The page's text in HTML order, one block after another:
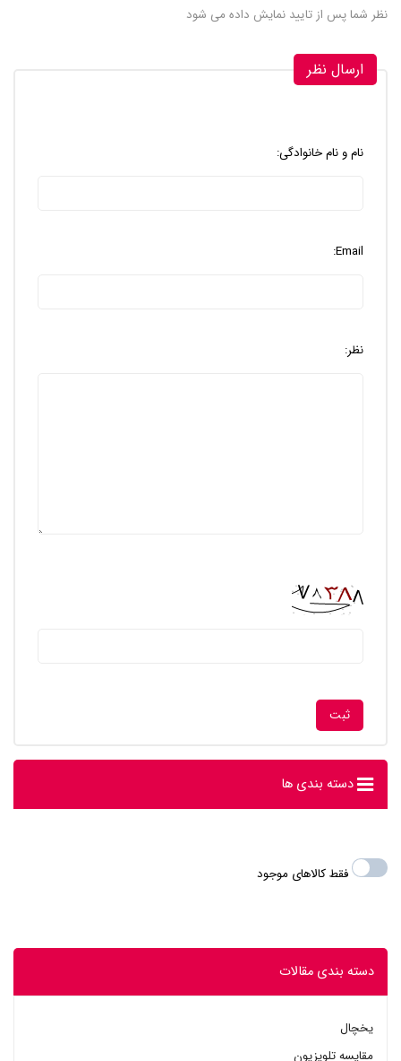
نظر شما پس از تایید نمایش داده می شود
ارسال نظر
نام و نام خانوادگی:
Email:
نظر:
دسته بندی ها
فقط کالاهای موجود
دسته بندی مقالات
یخچال
مقایسه تلویزیون